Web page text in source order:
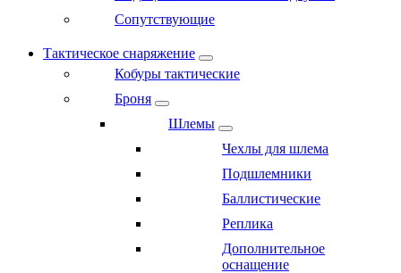
Сопутствующие
Тактическое снаряжение
Кобуры тактические
Броня
Шлемы
Чехлы для шлема
Подшлемники
Баллистические
Реплика
Дополнительное
оснащение